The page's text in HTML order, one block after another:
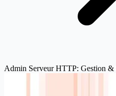
Admin Serveur HTTP: Gestion